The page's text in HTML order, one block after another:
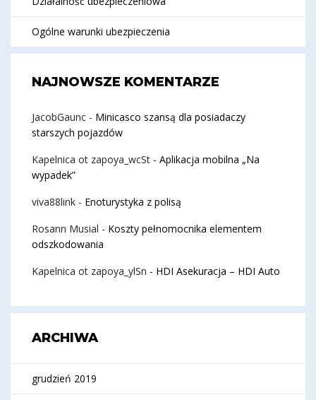
Ogólne warunki ubezpieczenia
NAJNOWSZE KOMENTARZE
JacobGaunc - Minicasco szansą dla posiadaczy
starszych pojazdów
Kapelnica ot zapoya_wcSt - Aplikacja mobilna „Na
wypadek”
viva88link - Enoturystyka z polisą
Rosann Musial - Koszty pełnomocnika elementem
odszkodowania
Kapelnica ot zapoya_ylSn - HDI Asekuracja – HDI Auto
ARCHIWA
grudzień 2019